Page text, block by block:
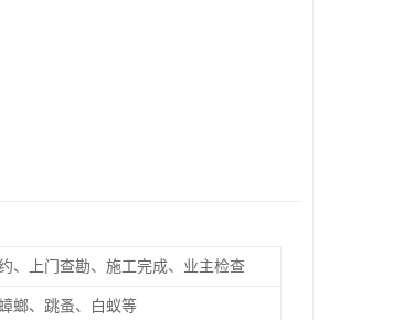
、上门查勘、施工完成、业主检查
螂、跳蚤、白蚁等